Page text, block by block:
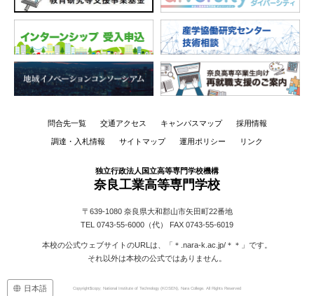
日本語
問合先一覧 交通アクセス キャンパスマップ 採用情報
調達・入札情報 サイトマップ 運用ポリシー リンク
独立行政法人国立高等専門学校機構
奈良工業高等専門学校
〒639-1080 奈良県大和郡山市矢田町22番地
TEL 0743-55-6000（代）
FAX 0743-55-6019
本校の公式ウェブサイトのURLは、「＊.nara-k.ac.jp/＊＊」です。
それ以外は本校の公式ではありません。
Copyright$copy; National Institute of Technology (KOSEN), Nara College. All Rights Reserved